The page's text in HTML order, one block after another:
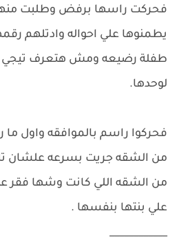
فحركت راسها برفض وطلبت
يطمنوها علي احواله وادتلهم
طفلة رضيعه ومش هتعرف تيجي
لوحدها.
فحركوا راسم بالموافقه واول
من الشقه جريت بسرعه علشان
من الشقه اللي كانت وشها فقر
علي بنتها بنفسها .
____________